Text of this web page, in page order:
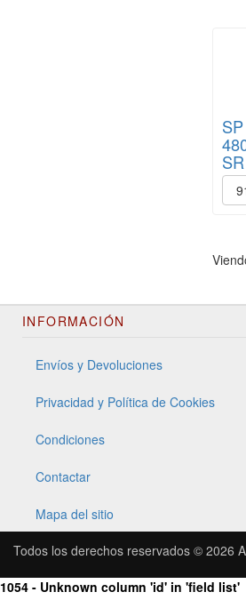
INFORMACIÓN
Envíos y Devoluciones
Privacidad y Política de Cookies
Condiciones
Contactar
Mapa del sitio
Todos los derechos reservados © 2026
1054 - Unknown column 'id' in 'field list'